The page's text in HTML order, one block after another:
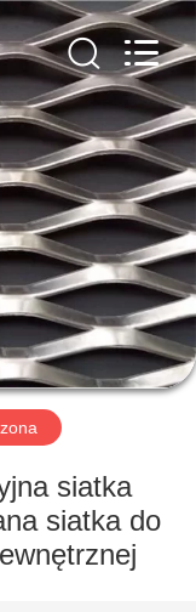
siatka
siatka do